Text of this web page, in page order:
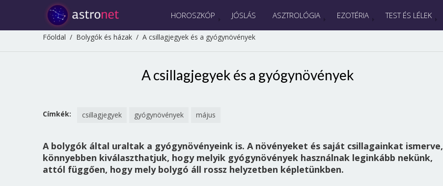
HOROSZKÓP JÓSLÁS ASZTROLÓGIA EZOTÉRIA TEST ÉS LÉLEK
Főoldal / Bolygók és házak / A csillagjegyek és a gyógynövények
A csillagjegyek és a gyógynövények
Címkék: csillagjegyek gyógynövények május
A bolygók által uraltak a gyógynövényeink is. A növényeket és saját csillagainkat ismerve,
könnyebben kiválaszthatjuk, hogy melyik gyógynövények használnak leginkább nekünk,
attól függően, hogy mely bolygó áll rossz helyzetben képletünkben.